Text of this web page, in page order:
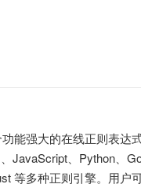
能强大的在线正则表达
JavaScript、Python、
等多种正则引擎。用户